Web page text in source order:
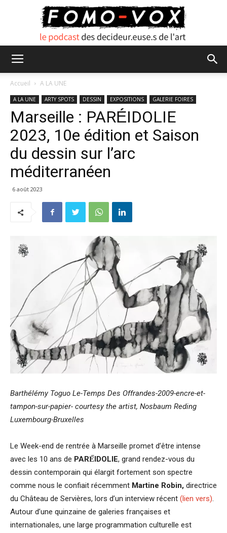
VOX
Accueil A LA UNE
A LA UNE ARTY SPOTS DESSIN EXPOSITIONS GALERIE FOIRES
Marseille : PARÉ́IDOLIE
2023, 10e édition et Saison
du dessin sur l’arc
méditerranéen
6 août 2023
Barthélémy Toguo Le-Temps Des Offrandes-2009-encre-et-
tampon-sur-papier- courtesy the artist, Nosbaum Reding
Luxembourg-Bruxelles
Le Week-end de rentrée à Marseille promet d’être intense
avec les 10 ans de PARÉ́IDOLIE, grand rendez-vous du
dessin contemporain qui élargit fortement son spectre
comme nous le confiait récemment Martine Robin, directrice
du Château de Servières, lors d’un interview récent (lien vers).
Autour d’une quinzaine de galeries françaises et
internationales, une large programmation culturelle est